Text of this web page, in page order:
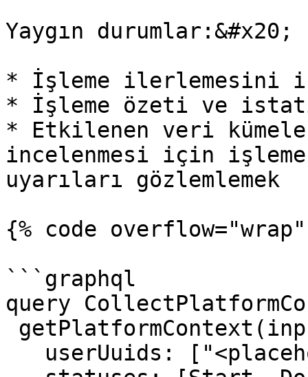
Yaygın durumlar:&#x20;
* İşleme ilerlemesini
* İşleme özeti ve
* Etkilenen veri
incelenmesi için
uyarıları gözlemlemek
{% code
```graphql
query